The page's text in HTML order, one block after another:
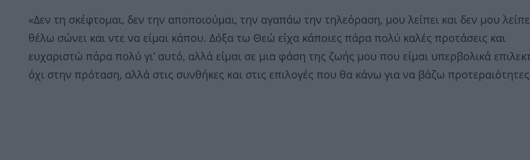
«Δεν τη σκέφτομαι, δεν την αποποιούμαι, την αγαπάω την τηλεόραση, μου λείπει και δεν μου
θέλω σώνει και ντε να είμαι κάπου. Δόξα τω Θεώ είχα κάποιες πάρα πολύ καλές προτάσεις και
ευχαριστώ πάρα πολύ γι’ αυτό, αλλά είμαι σε μια φάση της ζωής μου που είμαι υπερβολικά
όχι στην πρόταση, αλλά στις συνθήκες και στις επιλογές που θα κάνω για να βάζω